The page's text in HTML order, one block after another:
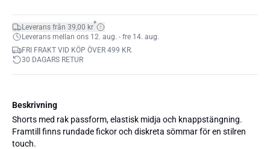
Leverans från 39,00 kr*
Leverans mellan ons 12. aug. - fre 14. aug.
FRI FRAKT VID KÖP ÖVER 499 KR.
30 DAGARS RETUR
Beskrivning
Shorts med rak passform, elastisk midja och knappstängning.
Framtill finns rundade fickor och diskreta sömmar för en stilren
touch.